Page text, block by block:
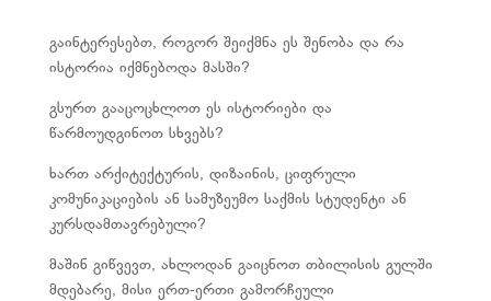
გაინტერესებთ, როგორ შეიქმნა ეს შენობა და რა
ისტორია იქმნებოდა მასში?
გსურთ გააცოცხლოთ ეს ისტორიები და
წარმოუდგინოთ სხვებს?
ხართ არქიტექტურის, დიზაინის, ციფრული
კომუნიკაციების ან სამუზეუმო საქმის სტუდენტი ან
კურსდამთავრებული?
მაშინ გიწვევთ, ახლოდან გაიცნოთ თბილისის გულში
მდებარე, მისი ერთ-ერთი გამორჩეული